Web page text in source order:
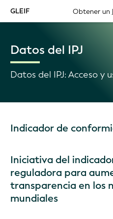
GLEIF Obtener un
Datos del IPJ
Datos del IPJ: Acceso y
Indicador de
Iniciativa del
reguladora para
transparencia en los
mundiales